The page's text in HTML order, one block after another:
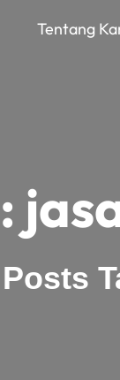
Tentang
Posts